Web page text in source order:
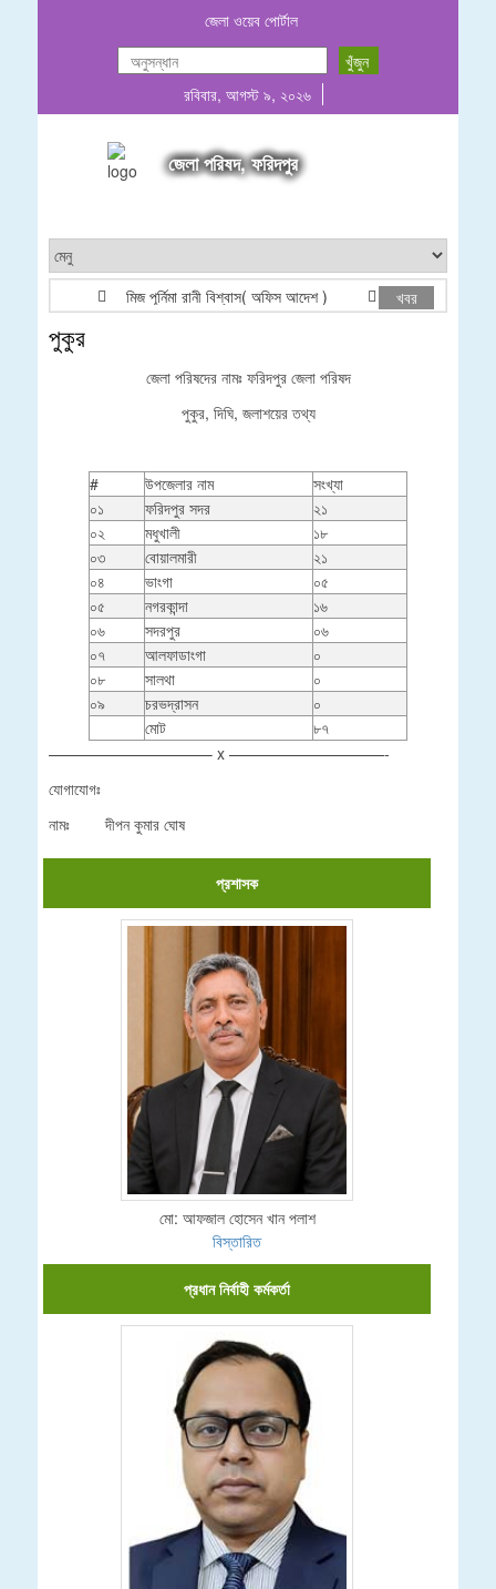
জেলা ওয়েব পোর্টাল
রবিবার, আগস্ট ৯, ২০২৬
জেলা পরিষদ, ফরিদপুর
মিজ পূর্নিমা রানী বিশ্বাস( অফিস আদেশ ) E-Tender
খবর
পুকুর
জেলা পরিষদের নামঃ ফরিদপুর জেলা পরিষদ
পুকুর, দিঘি, জলাশয়ের তথ্য
# উপজেলার নাম
সংখ্যা
০১
ফরিদপুর সদর
২১
০২
মধুখালী
১৮
০৩
বোয়ালমারী
২১
০৪
ভাংগা
০৫
০৫
নগরকান্দা
১৬
০৬
সদরপুর
০৬
০৭
আলফাডাংগা
০
০৮
সালথা
০
০৯
চরভদ্রাসন
০
মোট
৮৭
——————————– x ——————————-
যোগাযোগঃ
নামঃ দীপন কুমার ঘোষ
প্রশাসক
মো: আফজাল হোসেন খান পলাশ
বিস্তারিত
প্রধান নির্বাহী কর্মকর্তা